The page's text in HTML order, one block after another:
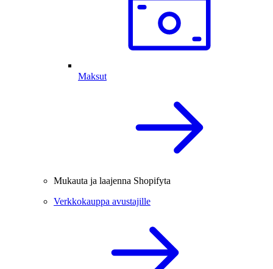
Maksut
Mukauta ja laajenna Shopifyta
Verkkokauppa avustajille